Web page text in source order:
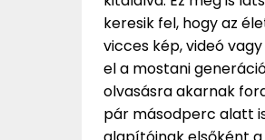
keresik fel, hogy az
vicces kép, videó
el a mostani
olvasásra akarnak
pár másodperc alatt